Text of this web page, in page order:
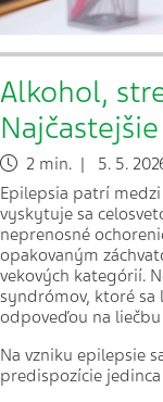
Alkohol,
2 min. | 5. 5.
Epilepsia patrí
vyskytuje sa
neprenosné
opakovaným
vekových kategórií.
syndrómov, ktoré sa
odpoveďou na
Na vzniku epilepsie
predispozície